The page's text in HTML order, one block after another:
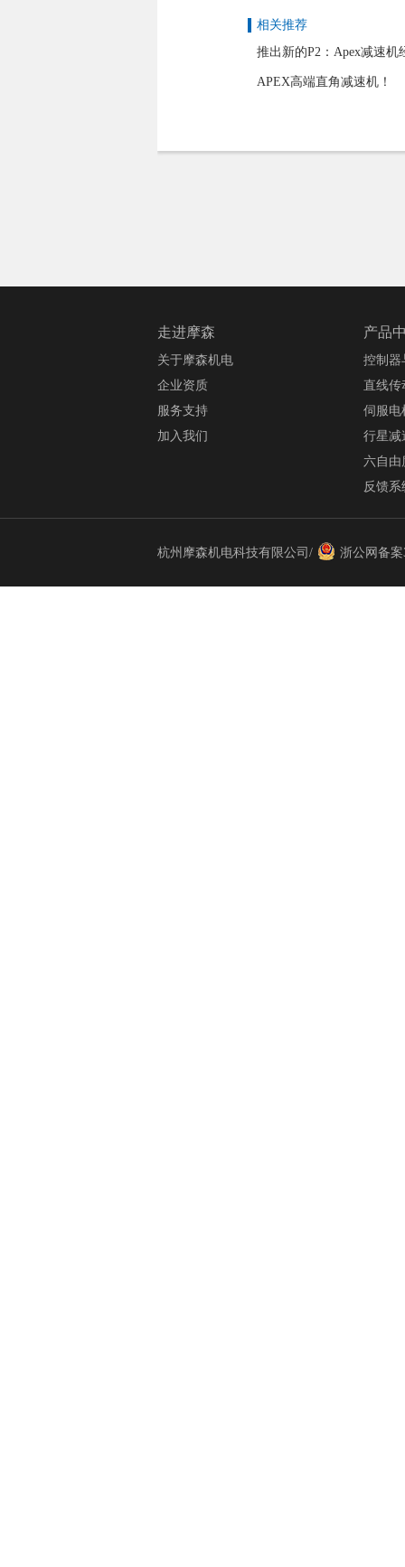
相关推荐
推出新的P2：Apex减速机
APEX高端直角减速机！
走进摩森
关于摩森机电
企业资质
服务支持
加入我们
产品
控制器
直线传
伺服电
行星减
六自由
反馈系
杭州摩森机电科技有限公司/ 浙公网备案